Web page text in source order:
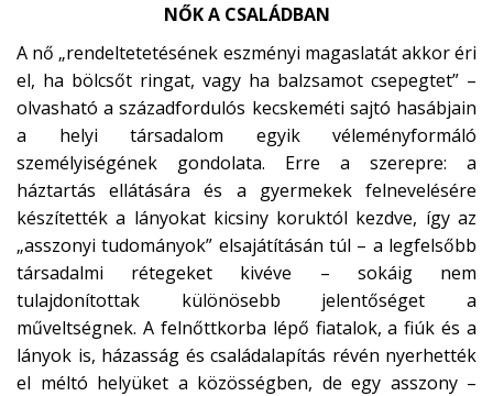
NŐK A CSALÁDBAN
A nő „rendeltetetésének eszményi magaslatát akkor éri
el, ha bölcsőt ringat, vagy ha balzsamot csepegtet” –
olvasható a századfordulós kecskeméti sajtó hasábjain
a helyi társadalom egyik véleményformáló
személyiségének gondolata. Erre a szerepre: a
háztartás ellátására és a gyermekek felnevelésére
készítették a lányokat kicsiny koruktól kezdve, így az
„asszonyi tudományok” elsajátításán túl – a legfelsőbb
társadalmi rétegeket kivéve – sokáig nem
tulajdonítottak különösebb jelentőséget a
műveltségnek. A felnőttkorba lépő fiatalok, a fiúk és a
lányok is, házasság és családalapítás révén nyerhették
el méltó helyüket a közösségben, de egy asszony –